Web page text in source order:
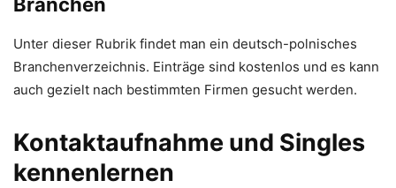
Unter dieser Rubrik findet man ein deutsch-polnisches
Branchenverzeichnis. Einträge sind kostenlos und es kann
auch gezielt nach bestimmten Firmen gesucht werden.
Kontaktaufnahme und Singles
kennenlernen